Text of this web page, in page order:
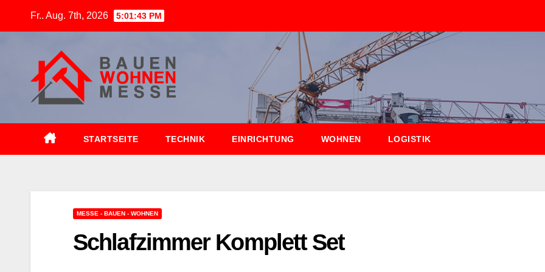
Fr.. Aug. 7th, 2026 5:01:44 PM
STARTSEITE TECHNIK EINRICHTUNG WOHNEN LOGISTIK
MESSE - BAUEN - WOHNEN
Schlafzimmer Komplett Set